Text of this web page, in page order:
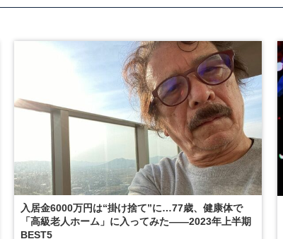
入居金6000万円は“掛け捨て”に…77歳、健康体で
「高級老人ホーム」に入ってみた――2023年上半期
BEST5